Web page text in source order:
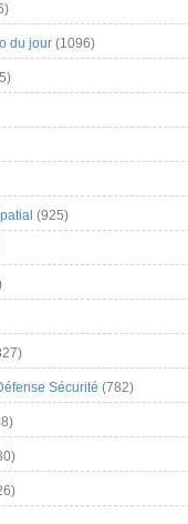
du jour (1096)
(925)
Sécurité (782)